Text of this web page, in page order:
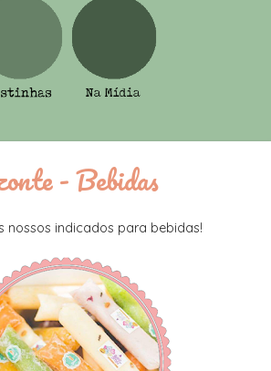
- Bebidas
nossos indicados para bebidas!